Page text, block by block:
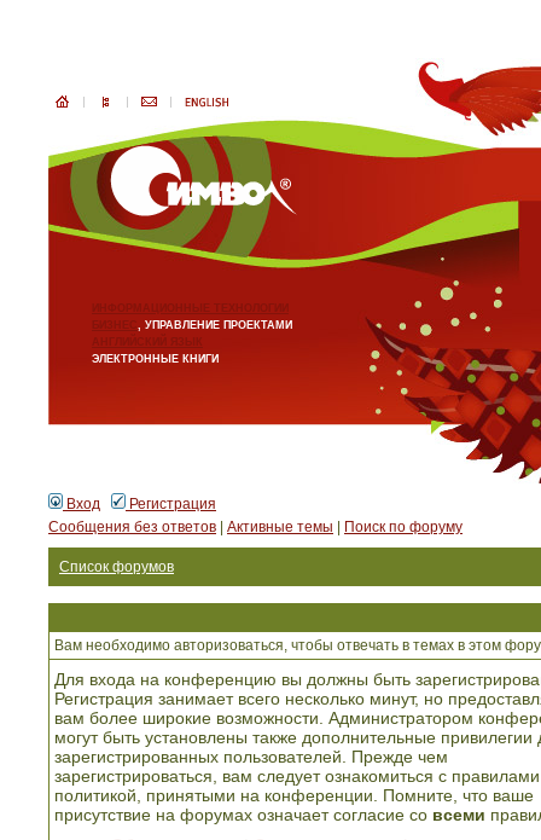
ИНФОРМАЦИОННЫЕ ТЕХНОЛОГИИ
БИЗНЕС, УПРАВЛЕНИЕ ПРОЕКТАМИ
АНГЛИЙСКИЙ ЯЗЫК
ЭЛЕКТРОННЫЕ КНИГИ
Вход
Регистрация
Сообщения без ответов
Активные темы Поиск по форуму
Список форумов
Вам необходимо авторизоваться, чтобы отвечать в темах в этом
Для входа на конференцию вы должны быть
Регистрация занимает всего несколько минут, но
вам более широкие возможности. Администратором
могут быть установлены также дополнительные привилегии
зарегистрированных пользователей. Прежде чем
зарегистрироваться, вам следует ознакомиться с
политикой, принятыми на конференции. Помните, что ваше
присутствие на форумах означает согласие со всеми